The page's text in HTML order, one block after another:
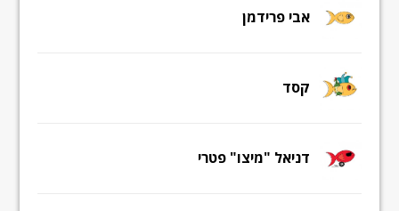
אבי פרידמן
קסד
דניאל "מיצו" פטרי